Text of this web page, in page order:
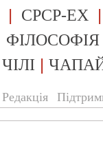
| СРСР-EX
ФІЛОСОФІЯ
ЧІЛІ |
Редакція